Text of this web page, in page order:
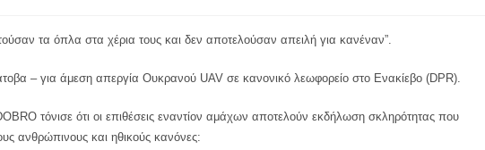
τα όπλα στα χέρια τους και δεν αποτελούσαν απειλή για κανέναν”.
– για άμεση απεργία Ουκρανού UAV σε κανονικό λεωφορείο στο Ενακίεβο (DPR).
τόνισε ότι οι επιθέσεις εναντίον αμάχων αποτελούν εκδήλωση σκληρότητας που
ανθρώπινους και ηθικούς κανόνες: